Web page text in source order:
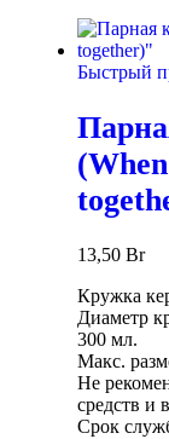
Быстрый
13,50 Br
Кружка
Диаметр
300 мл.
Макс.
Не
средств и
Срок